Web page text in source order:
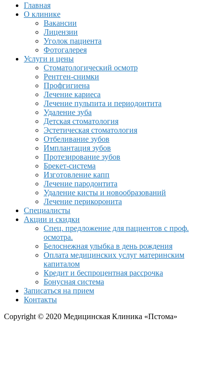
Главная
О клинике
Вакансии
Лицензии
Уголок пациента
Фотогалерея
Услуги и цены
Стоматологический осмотр
Рентген-снимки
Профгигиена
Лечение кариеса
Лечение пульпита и периодонтита
Удаление зуба
Детская стоматология
Эстетическая стоматология
Отбеливание зубов
Имплантация зубов
Протезирование зубов
Брекет-система
Изготовление капп
Лечение пародонтита
Удаление кисты и новообразований
Лечение перикоронита
Специалисты
Акции и скидки
Спец. предложение для пациентов с проф.
осмотра.
Белоснежная улыбка в день рождения
Оплата медицинских услуг материнским
капиталом
Кредит и беспроцентная рассрочка
Бонусная система
Записаться на прием
Контакты
Copyright © 2020 Медицинская Клиника «Пстома»